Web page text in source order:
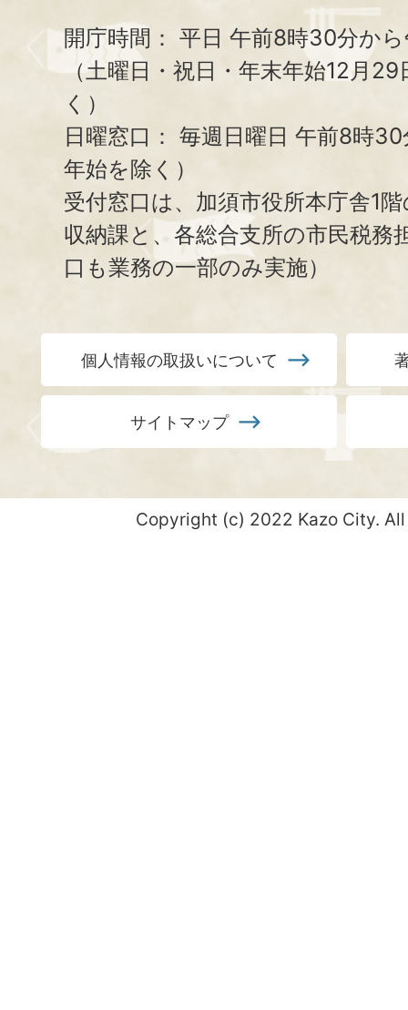
開庁時間： 平日 午前8時30分か
（土曜日・祝日・年末年始12月
く）
日曜窓口： 毎週日曜日 午前8時
年始を除く）
受付窓口は、加須市役所本庁舎1
収納課と、 各総合支所の市民税務
口も業務の一部のみ実施）
個人情報の取扱いについて
サイトマップ
Copyright (c) 2022 Kazo City.